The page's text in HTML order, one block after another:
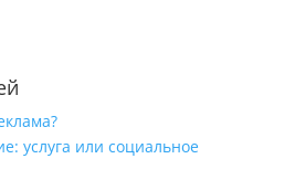
услуга или социальное